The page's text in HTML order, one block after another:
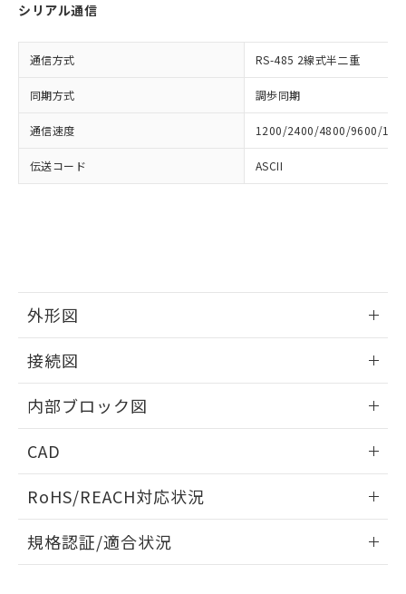
シリアル通信
通信方式 RS-485 2線式半二重
同期方式 調歩同期
通信速度 1200/2400/4800/9600/
伝送コード ASCII
外形図
接続図
内部ブロック図
CAD
ドすることができます。
ログイン/会員登録
RoHS/REACH対応状況
EU RoHS 注意事項・凡例
規格認証/適合状況
物質の対応では、対応完了までの期間は出
欄に対応日を記載しておりました。
既に当社にて対応品への在庫切替を完了
していることから、特段のことがない限
り、2022年1月12日より割愛しておりま
す。